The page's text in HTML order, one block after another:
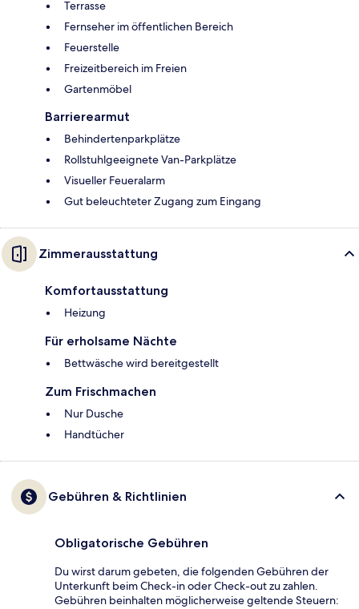
Terrasse
Fernseher im öffentlichen Bereich
Feuerstelle
Freizeitbereich im Freien
Gartenmöbel
Barrierearmut
Behindertenparkplätze
Rollstuhlgeeignete Van-Parkplätze
Visueller Feueralarm
Gut beleuchteter Zugang zum Eingang
Zimmerausstattung
Komfortausstattung
Heizung
Für erholsame Nächte
Bettwäsche wird bereitgestellt
Zum Frischmachen
Nur Dusche
Handtücher
Gebühren & Richtlinien
Obligatorische Gebühren
Du wirst darum gebeten, die folgenden Gebühren der
Unterkunft beim Check-in oder Check-out zu zahlen.
Gebühren beinhalten möglicherweise geltende Steuern: